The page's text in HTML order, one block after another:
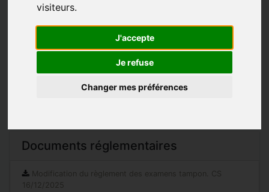
visiteurs.
J'accepte
Je refuse
Changer mes préférences
Documents réglementaires
Modification du règlement des examens tampon. CS
16/12/2025